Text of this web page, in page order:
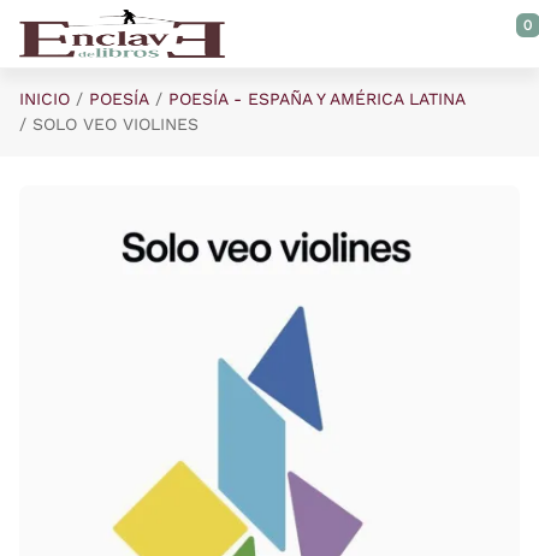
Saltar al contenido principal
0
INICIO POESÍA
POESÍA - ESPAÑA Y AMÉRICA LATINA
SOLO VEO VIOLINES